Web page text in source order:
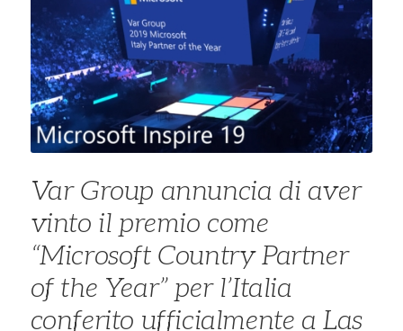
Var Group annuncia di aver
vinto il premio come
“Microsoft Country Partner
of the Year” per l’Italia
conferito ufficialmente a Las